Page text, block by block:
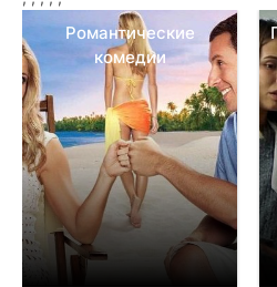
свадьба теперь существует
том, как всё должно было быть.
Романтические
комедии